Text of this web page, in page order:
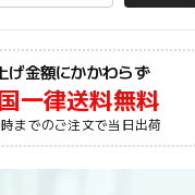
げ金額にかかわらず
一律送料無料
までのご注文で当日出荷